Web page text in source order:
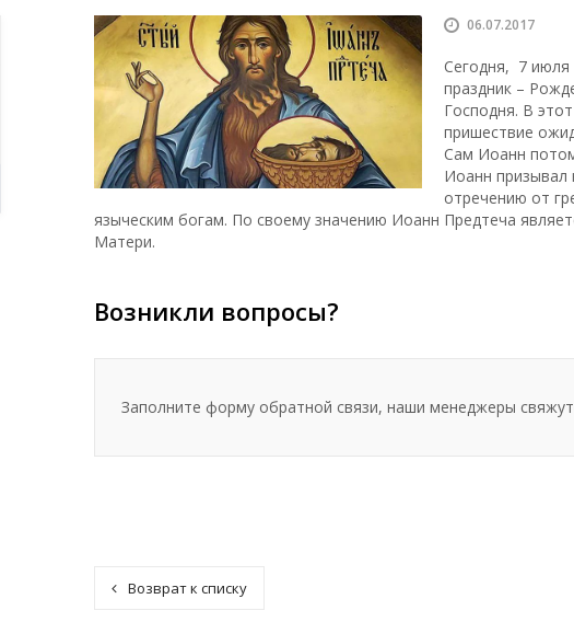
06.07.2017
Сегодня, 7 июля
праздник –
Господня. В
пришествие
Сам Иоанн
Иоанн призывал
отречению от
языческим богам. По своему значению Иоанн Предтеча
Матери.
Возникли вопросы?
Заполните форму обратной связи, наши менеджеры
Возврат к списку